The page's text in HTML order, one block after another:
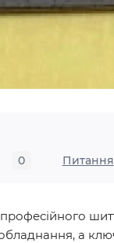
0 Питання
а